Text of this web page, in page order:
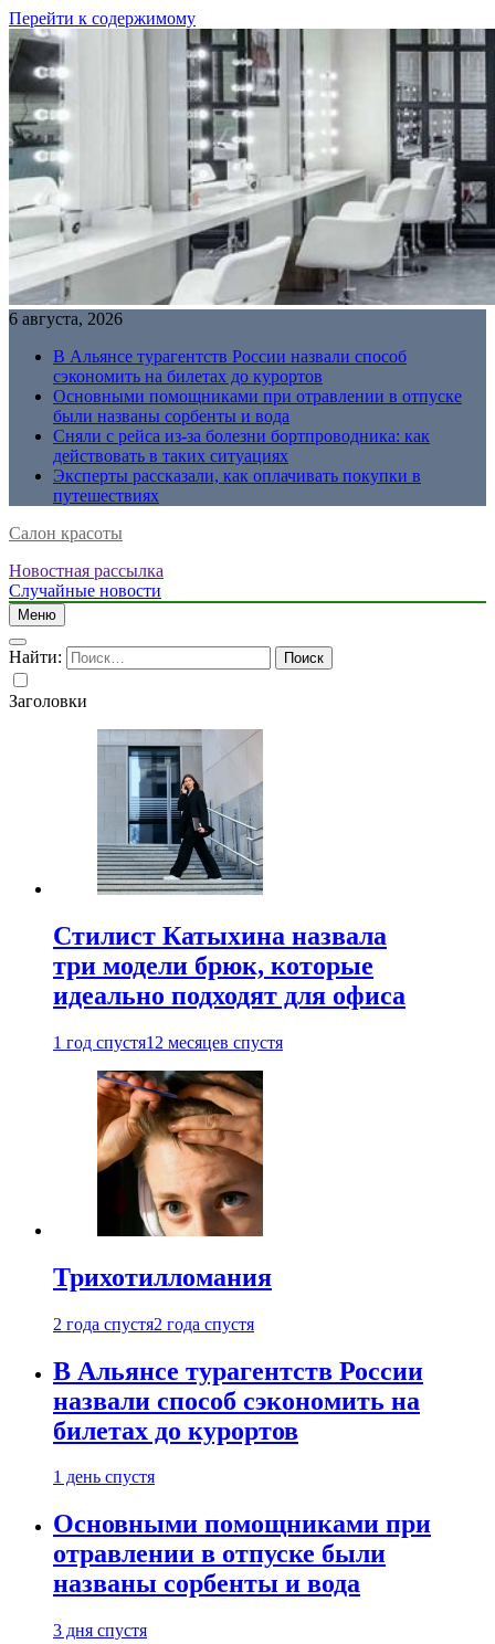
Перейти к содержимому
6 августа, 2026
В Альянсе турагентств России назвали способ
сэкономить на билетах до курортов
Основными помощниками при отравлении в отпуске
были названы сорбенты и вода
Сняли с рейса из-за болезни бортпроводника: как
действовать в таких ситуациях
Эксперты рассказали, как оплачивать покупки в
путешествиях
Салон красоты
Новостная рассылка
Случайные новости
Меню
Найти:
Заголовки
Стилист Катыхина назвала
три модели брюк, которые
идеально подходят для офиса
1 год спустя12 месяцев спустя
Трихотилломания
2 года спустя2 года спустя
В Альянсе турагентств России
назвали способ сэкономить на
билетах до курортов
1 день спустя
Основными помощниками при
отравлении в отпуске были
названы сорбенты и вода
3 дня спустя